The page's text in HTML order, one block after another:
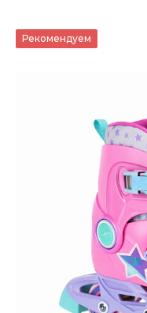
Рекомендуем